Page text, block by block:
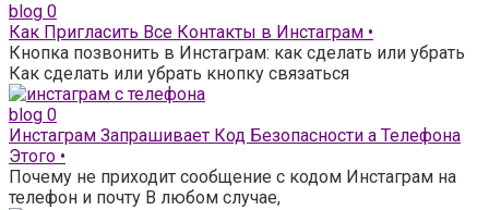
blog 0
Как Пригласить Все Контакты в Инстаграм •
Кнопка позвонить в Инстаграм: как сделать или убрать
Как сделать или убрать кнопку связаться
blog 0
Инстаграм Запрашивает Код Безопасности а Телефона
Этого •
Почему не приходит сообщение с кодом Инстаграм на
телефон и почту В любом случае,